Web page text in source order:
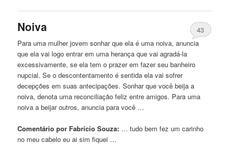
Noiva
43
Para uma mulher jovem sonhar que ela é uma noiva, anuncia
que ela vai logo entrar em uma herança que vai agradá-la
excessivamente, se ela tem o prazer em fazer seu banheiro
nupcial. Se o descontentamento é sentida ela vai sofrer
decepções em suas antecipações. Sonhar que você beija a
noiva, denota uma reconciliação feliz entre amigos. Para uma
noiva a beijar outros, anuncia para você …
Comentário por Fabrício Souza: … tudo bem fez umcarinho
no meu cabelo eu ai sim fiquei …